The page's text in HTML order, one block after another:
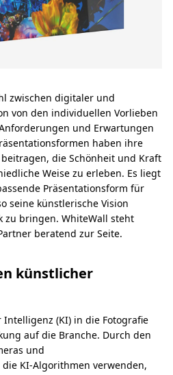
zwischen digitaler und
von den individuellen Vorlieben
und Erwartungen
haben ihre
die Schönheit und Kraft
Weise zu erleben. Es liegt
Präsentationsform für
seine künstlerische Vision
zu bringen. WhiteWall steht
beratend zur Seite.
künstlicher
(KI) in die Fotografie
auf die Branche. Durch den
und
KI-Algorithmen verwenden,